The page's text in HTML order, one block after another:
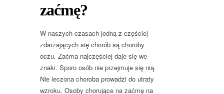
zaćmę?
W naszych czasach jedną z częściej
zdarzających się chorób są choroby
oczu. Zaćma najczęściej daje się we
znaki. Sporo osób nie przejmuje się nią.
Nie leczona choroba prowadzi do utraty
wzroku. Osoby chorujące na zaćmę na